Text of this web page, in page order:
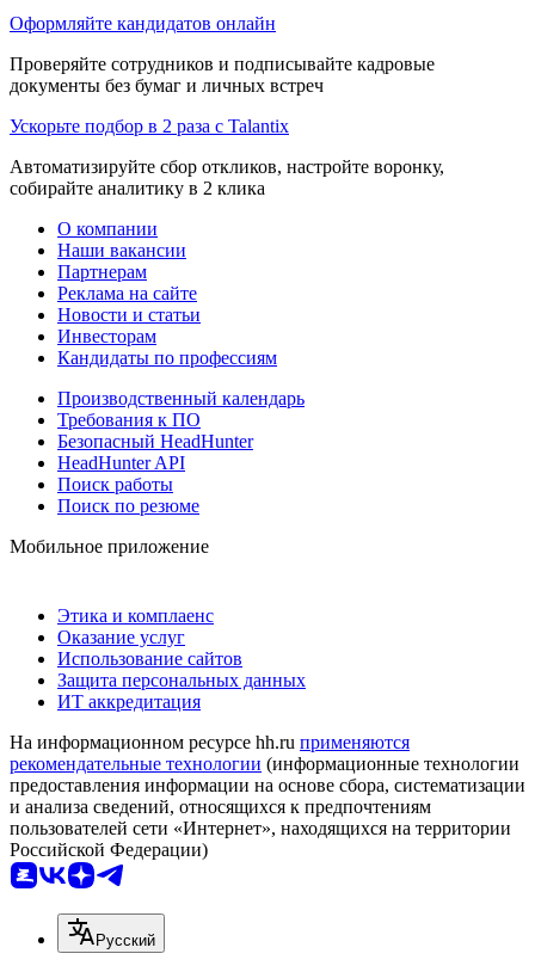
Оформляйте кандидатов онлайн
Проверяйте сотрудников и подписывайте кадровые
документы без бумаг и личных встреч
Ускорьте подбор в 2 раза с Talantix
Автоматизируйте сбор откликов, настройте воронку,
собирайте аналитику в 2 клика
О компании
Наши вакансии
Партнерам
Реклама на сайте
Новости и статьи
Инвесторам
Кандидаты по профессиям
Производственный календарь
Требования к ПО
Безопасный HeadHunter
HeadHunter API
Поиск работы
Поиск по резюме
Мобильное приложение
Этика и комплаенс
Оказание услуг
Использование сайтов
Защита персональных данных
ИТ аккредитация
На информационном ресурсе hh.ru применяются
рекомендательные технологии (информационные технологии
предоставления информации на основе сбора, систематизации
и анализа сведений, относящихся к предпочтениям
пользователей сети «Интернет», находящихся на территории
Российской Федерации)
Русский